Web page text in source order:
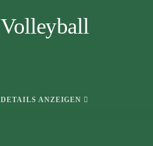
Volleyball
DETAILS ANZEIGEN